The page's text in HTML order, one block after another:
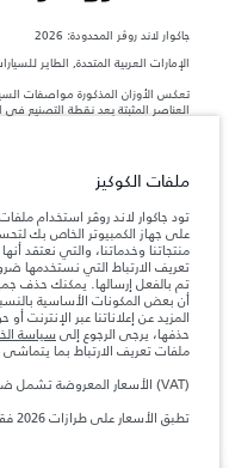
جاكوار لاند روڨر المحدودة: 2026
الإمارات العربية المتحدة, الطاير
تعكس الأوزان المذكورة مواصفات
العناصر المثبتة بعد نقطة التصنيع في
المعلومات والمواصفات والأسعار
آخر، كما أنّها قد تتغير بدون إشعار
والتحقق من الأسعار.
ملاحظة مهمة حول الصور
في مواصفات تصميم السيارات وتوفر
للغاية، ونتيجة لذلك، قد لا تمثّل
بالكامل بالنسبة إلى الميزات
سيتمكّن من تأكيد أي تقييدات حالية
الأرقام المقدمة هي نتيجة لاختبارات
يتباين استهلك الوقود الفعلي
الأرقام بغرض المقارنة فحسب.
الأسعار تنطبق فقط على الطرازات
ملفات الكوكيز
تود جاكوار لاند روڤر استخدام
على جهاز الكمبيوتر الخاص بك
منتجاتنا وخدماتنا، والتي نعتقد
تعريف الارتباط التي نستخدمها
تم بالفعل إرسالها. يمكنك حذف
أن بعض المكونات الأساسية
المزيد عن إعلاناتنا عبر الإنترنت
حذفها، يرجى الرجوع إلى سياسة
ملفات تعريف الارتباط بما يتماشى
(VAT) الأسعار المعروضة تشمل ضريبة القيمة المضافة.
تطبق الأسعار على طرازات 2026 فقط.